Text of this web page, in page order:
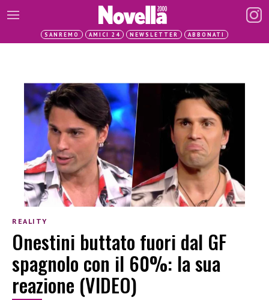
SANREMO AMICI 24 NEWSLETTER ABBONATI
REALITY
Onestini buttato fuori dal GF
spagnolo con il 60%: la sua
reazione (VIDEO)